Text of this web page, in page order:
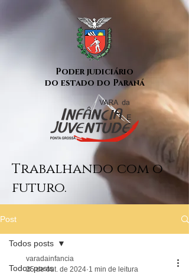
Poder judiciário
do estado do Paraná
Trabalhando com o
futuro.
Post
Todos posts
Todos posts
varadainfancia
25 de out. de 2024 1 min de leitura